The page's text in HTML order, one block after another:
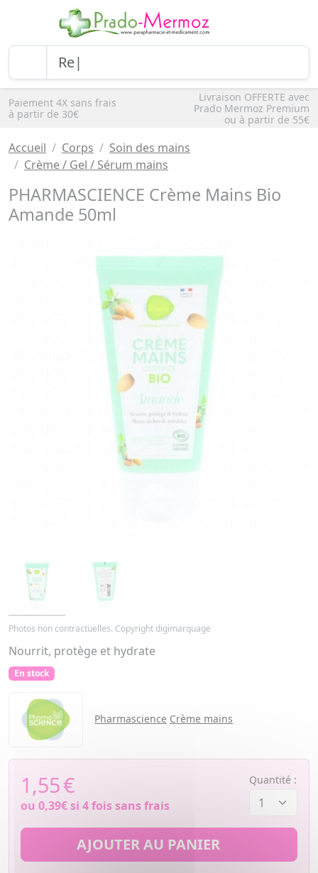
Paiement 4X sans frais
à partir de 30€
Livraison OFFERTE avec
Prado Mermoz Premium
ou à partir de 55€
Accueil Corps
Soin des mains
Crème / Gel / Sérum mains
PHARMASCIENCE Crème Mains Bio
Amande 50ml
Photos non contractuelles. Copyright digimarquage
Nourrit, protège et hydrate
En stock
Pharmascience Crème mains
1,55€
ou 0,39€si 4 fois sans frais
Quantité :
AJOUTER AU PANIER